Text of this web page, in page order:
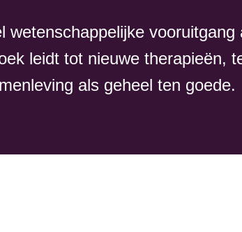
vooruitgang
leidt tot nieuwe therapieën,
als geheel ten goede.